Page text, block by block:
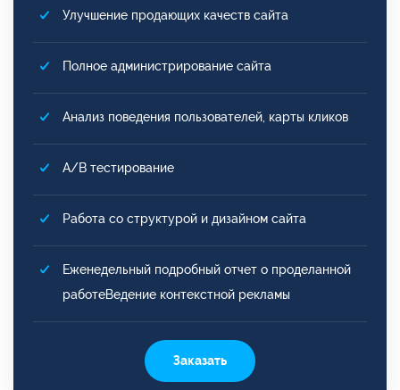
Улучшение продающих качеств сайта
Полное администрирование сайта
Анализ поведения пользователей, карты кликов
A/B тестирование
Работа со структурой и дизайном сайта
Еженедельный подробный отчет о проделанной
работеВедение контекстной рекламы
Заказать